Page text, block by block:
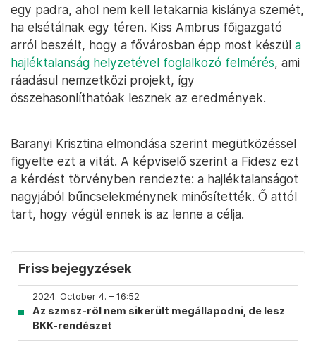
egy padra, ahol nem kell letakarnia kislánya szemét,
ha elsétálnak egy téren. Kiss Ambrus főigazgató
arról beszélt, hogy a fővárosban épp most készül a
hajléktalanság helyzetével foglalkozó felmérés, ami
ráadásul nemzetközi projekt, így
összehasonlíthatóak lesznek az eredmények.
Baranyi Krisztina elmondása szerint megütközéssel
figyelte ezt a vitát. A képviselő szerint a Fidesz ezt
a kérdést törvényben rendezte: a hajléktalanságot
nagyjából bűncselekménynek minősítették. Ő attól
tart, hogy végül ennek is az lenne a célja.
Friss bejegyzések
2024. October 4. – 16:52
Az szmsz-ről nem sikerült megállapodni, de lesz
BKK-rendészet